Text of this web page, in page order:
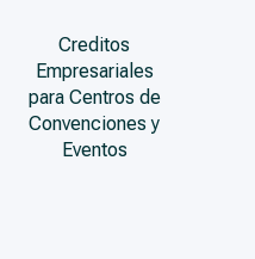
Creditos
Empresariales
para Centros de
Convenciones y
Eventos